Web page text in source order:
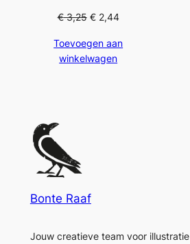
€3,25 €2,44
Toevoegen aan
winkelwagen
Bonte Raaf
Jouw creatieve team voor